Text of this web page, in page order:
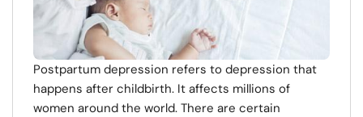
Postpartum depression refers to depression that
happens after childbirth. It affects millions of
women around the world. There are certain